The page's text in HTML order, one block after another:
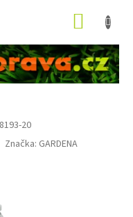
8193-20
Značka: GARDENA